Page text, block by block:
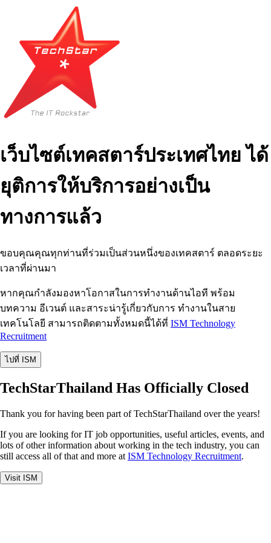
เว็บไซต์เทคสตาร์ประเทศไทย ได้
ยุติการให้บริการอย่างเป็น
ทางการแล้ว
ขอบคุณคุณทุกท่านที่ร่วมเป็นส่วนหนึ่งของเทคสตาร์ ตลอดระยะ
เวลาที่ผ่านมา
หากคุณกำลังมองหาโอกาสในการทำงานด้านไอที พร้อม
บทความ อีเวนต์ และสาระน่ารู้เกี่ยวกับการ ทำงานในสาย
เทคโนโลยี สามารถติดตามทั้งหมดนี้ได้ที่ ISM Technology
Recruitment
ไปที่ ISM
TechStarThailand Has Officially Closed
Thank you for having been part of TechStarThailand over the years!
If you are looking for IT job opportunities, useful articles, events, and
lots of other information about working in the tech industry, you can
still access all of that and more at ISM Technology Recruitment.
Visit ISM